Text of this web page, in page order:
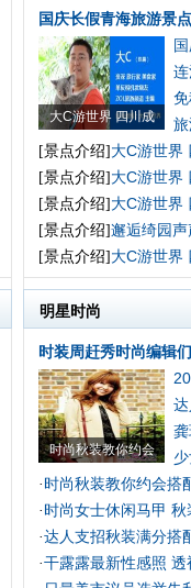
国庆长假青海旅游景
大C游世界 四川成
[景点介绍] 大C游世界
[景点介绍] 大C游世界
[景点介绍] 大C游世界
[景点介绍]邂逅绮园
[景点介绍] 大C游世界
明星时尚
时装周赶秀时尚编辑
时尚秋装教你约会
· 时尚秋装教你约会搭
· 时尚女士休闲马甲 秋
·达人支招秋装满分搭
·干露露最新性感照 透